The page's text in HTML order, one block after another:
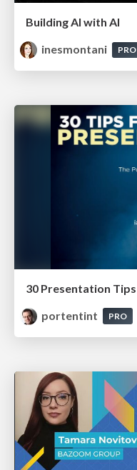
Building AI with AI
inesmontani
PRO
30 Presentation Tips
portentint
PRO